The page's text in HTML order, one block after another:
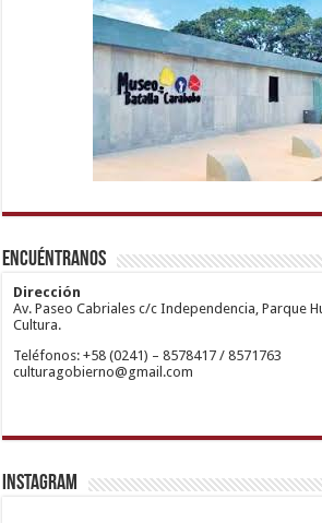
1xbetm.info
mariobet
restbetcdn.com
https://mvbcasino.com/
deneme
siteler
Kadıköy
Escort
Yakası
Escort
Kadıköy
Ataşehir
Escort
Escort
Escort
Kurtköy
Encuéntranos
Dirección
Av. Paseo Cabriales c/c Independencia, Parque
Cultura.
Teléfonos: +58 (0241) – 8578417 / 8571763
culturagobierno@gmail.com
Instagram